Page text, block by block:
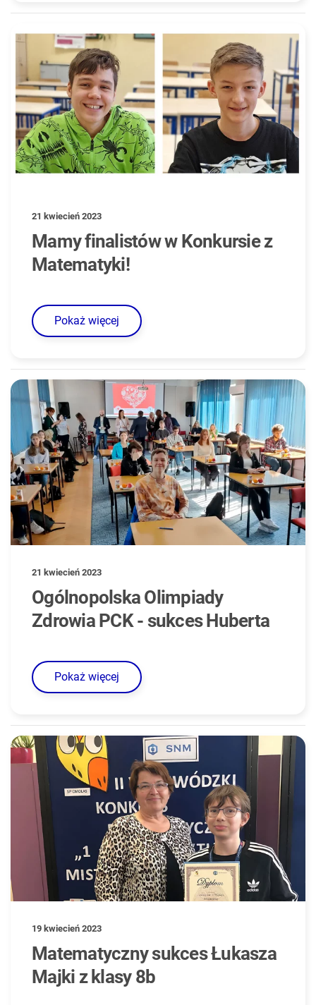
21 kwiecień 2023
Mamy finalistów w Konkursie z
Matematyki!
Pokaż więcej
21 kwiecień 2023
Ogólnopolska Olimpiady
Zdrowia PCK - sukces Huberta
Pokaż więcej
19 kwiecień 2023
Matematyczny sukces Łukasza
Majki z klasy 8b